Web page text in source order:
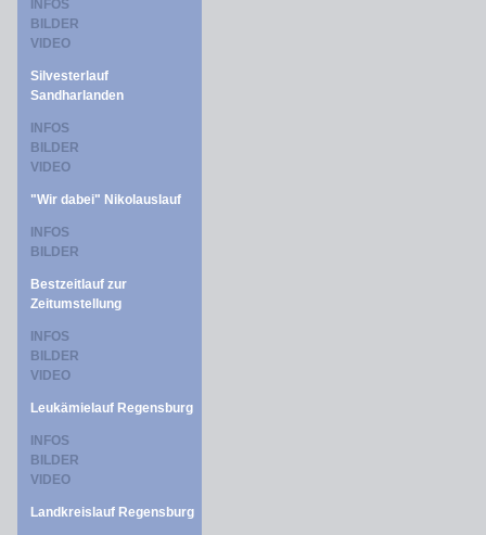
INFOS
BILDER
VIDEO
Silvesterlauf
Sandharlanden
INFOS
BILDER
VIDEO
"Wir dabei" Nikolauslauf
INFOS
BILDER
Bestzeitlauf zur
Zeitumstellung
INFOS
BILDER
VIDEO
Leukämielauf Regensburg
INFOS
BILDER
VIDEO
Landkreislauf Regensburg